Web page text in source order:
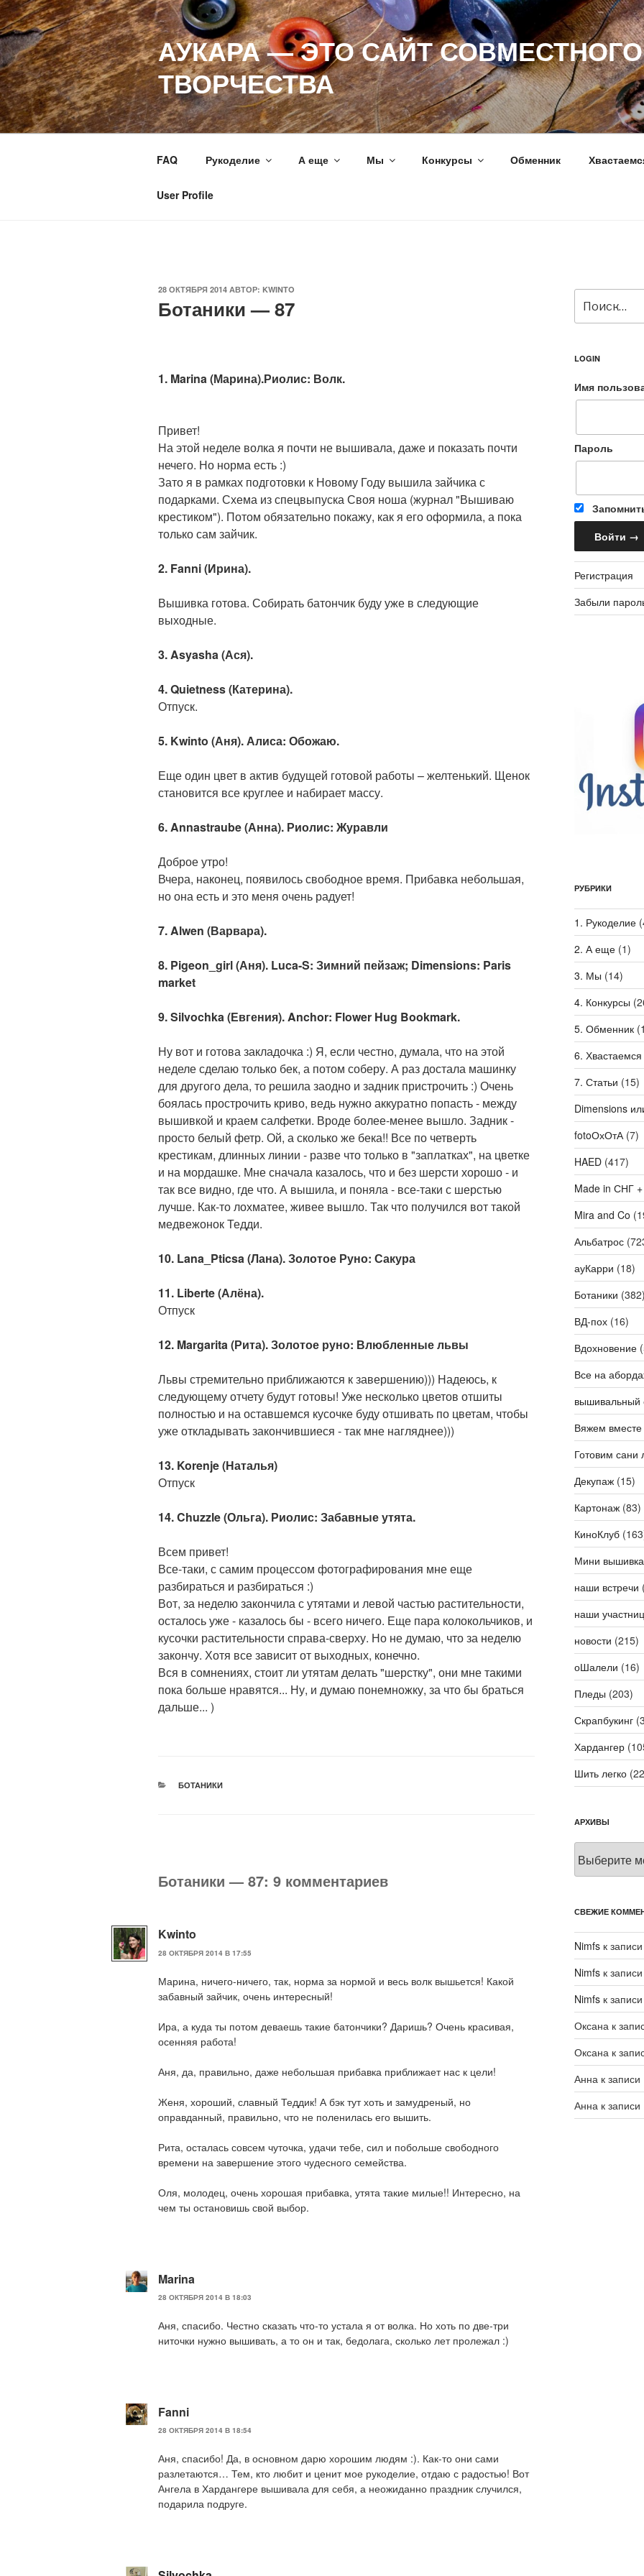
Перейти
к
содержимому
АУКАРА — ЭТО САЙТ СОВМЕСТНОГО
ТВОРЧЕСТВА
FAQ Рукоделие А еще Мы Конкурсы Обменник
User Profile
ОПУБЛИКОВАНО
28 ОКТЯБРЯ 2014 АВТОР: KWINTO
Ботаники — 87
1. Marina (Марина).Риолис: Волк.
Привет!
На этой неделе волка я почти не вышивала, даже и показать почти
нечего. Но норма есть :)
Зато я в рамках подготовки к Новому Году вышила зайчика с
подарками. Схема из спецвыпуска Своя ноша (журнал "Вышиваю
крестиком"). Потом обязательно покажу, как я его оформила, а пока
только сам зайчик.
2. Fanni (Ирина).
Вышивка готова. Собирать батончик буду уже в следующие
выходные.
3. Asyasha (Ася).
4. Quietness (Катерина).
Отпуск.
5. Kwinto (Аня). Алиса: Обожаю.
Еще один цвет в актив будущей готовой работы – желтенький. Щенок
становится все круглее и набирает массу.
6. Annastraube (Анна). Риолис: Журавли
Доброе утро!
Вчера, наконец, появилось свободное время. Прибавка небольшая,
но она есть и это меня очень радует!
7. Alwen (Варвара).
8. Pigeon_girl (Аня). Luca-S: Зимний пейзаж; Dimensions: Paris
market
9. Silvochka (Евгения). Anchor: Flower Hug Bookmark.
Ну вот и готова закладочка :) Я, если честно, думала, что на этой
неделе сделаю только бек, а потом соберу. А раз достала машинку
для другого дела, то решила заодно и задник пристрочить :) Очень
боялась прострочить криво, ведь нужно аккуратно попасть - между
вышивкой и краем салфетки. Вроде более-менее вышло. Задник -
просто белый фетр. Ой, а сколько же бека!! Все по четверть
крестикам, длинных линии - разве что только в "заплатках", на цветке
и на мордашке. Мне сначала казалось, что и без шерсти хорошо - и
так все видно, где что. А вышила, и поняла - все-таки с шерстью
лучше. Как-то лохматее, живее вышло. Так что получился вот такой
медвежонок Тедди.
10. Lana_Pticsa (Лана). Золотое Руно: Сакура
11. Liberte (Алёна).
Отпуск
12. Margarita (Рита). Золотое руно: Влюбленные львы
Львы стремительно приближаются к завершению))) Надеюсь, к
следующему отчету будут готовы! Уже несколько цветов отшиты
полностью и на оставшемся кусочке буду отшивать по цветам, чтобы
уже откладывать закончившиеся - так мне нагляднее)))
13. Korenje (Наталья)
Отпуск
14. Chuzzle (Ольга). Риолис: Забавные утята.
Всем привет!
Все-таки, с самим процессом фотографирования мне еще
разбираться и разбираться :)
Вот, за неделю закончила с утятами и левой частью растительности,
осталось уже - казалось бы - всего ничего. Еще пара колокольчиков, и
кусочки растительности справа-сверху. Но не думаю, что за неделю
закончу. Хотя все зависит от выходных, конечно.
Вся в сомнениях, стоит ли утятам делать "шерстку", они мне такими
пока больше нравятся... Ну, и думаю понемножку, за что бы браться
дальше... )
РУБРИКИ
БОТАНИКИ
Ботаники — 87: 9 комментариев
Kwinto
28 ОКТЯБРЯ 2014 В 17:55
Марина, ничего-ничего, так, норма за нормой и весь волк вышьется! Какой
забавный зайчик, очень интересный!
Ира, а куда ты потом деваешь такие батончики? Даришь? Очень красивая,
осенняя работа!
Аня, да, правильно, даже небольшая прибавка приближает нас к цели!
Женя, хороший, славный Теддик! А бэк тут хоть и замудреный, но
оправданный, правильно, что не поленилась его вышить.
Рита, осталась совсем чуточка, удачи тебе, сил и побольше свободного
времени на завершение этого чудесного семейства.
Оля, молодец, очень хорошая прибавка, утята такие милые!! Интересно, на
чем ты остановишь свой выбор.
Marina
28 ОКТЯБРЯ 2014 В 18:03
Аня, спасибо. Честно сказать что-то устала я от волка. Но хоть по две-три
ниточки нужно вышивать, а то он и так, бедолага, сколько лет пролежал :)
Fanni
28 ОКТЯБРЯ 2014 В 18:54
Аня, спасибо! Да, в основном дарю хорошим людям :). Как-то они сами
разлетаются… Тем, кто любит и ценит мое рукоделие, отдаю с радостью! Вот
Ангела в Хардангере вышивала для себя, а неожиданно праздник случился,
подарила подруге.
LOGIN
Имя
Пароль
Регистрация
Забыли
РУБРИКИ
1. Рукоделие
2. А еще(1)
3. Мы (14)
4. Конкурсы
5. Обменник
6. Хвастаемся
7. Статьи (15)
Dimensions
fotoОхОтА(7)
HAED(417)
Made in СНГ
Mira and Co
Альбатрос
ауКарри (18)
Ботаники
ВД-пох(16)
Вдохновение
Все на
вышивальный
Вяжем вместе
Готовим сани
Декупаж(15)
Картонаж(83)
КиноКлуб
Мини вышивка
наши встречи
наши
новости (215)
оШалели (16)
Пледы (203)
Скрапбукинг
Хардангер
Шить легко
АРХИВЫ
СВЕЖИЕ
Nimfsк
Nimfsк
Nimfsк
Оксанак
Оксанак
Аннак записи
Аннак записи